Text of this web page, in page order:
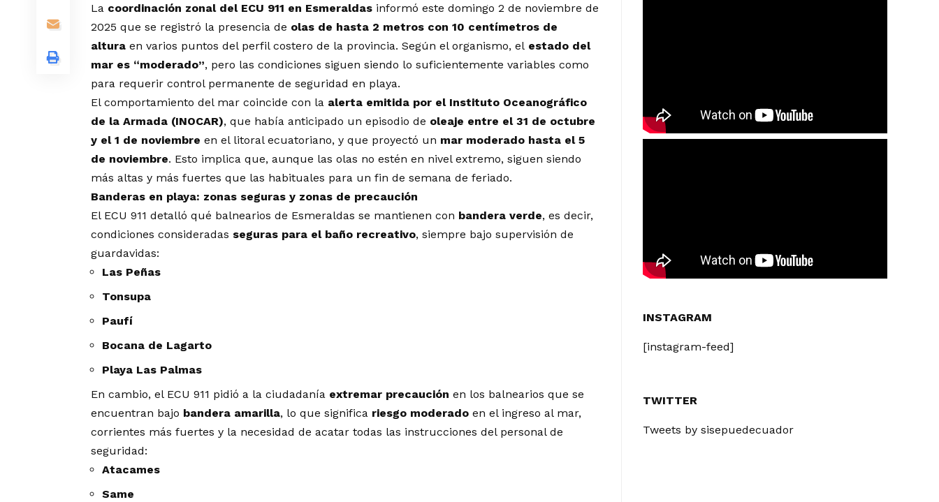
La coordinación zonal del ECU 911 en Esmeraldas informó este domingo 2 de noviembre de
2025 que se registró la presencia de olas de hasta 2 metros con 10 centímetros de
altura en varios puntos del perfil costero de la provincia. Según el organismo, el estado del
mar es “moderado”, pero las condiciones siguen siendo lo suficientemente variables como
para requerir control permanente de seguridad en playa.
El comportamiento del mar coincide con la alerta emitida por el Instituto Oceanográfico
de la Armada (INOCAR), que había anticipado un episodio de oleaje entre el 31 de octubre
y el 1 de noviembre en el litoral ecuatoriano, y que proyectó un mar moderado hasta el 5
de noviembre. Esto implica que, aunque las olas no estén en nivel extremo, siguen siendo
más altas y más fuertes que las habituales para un fin de semana de feriado.
Banderas en playa: zonas seguras y zonas de precaución
El ECU 911 detalló qué balnearios de Esmeraldas se mantienen con bandera verde, es decir,
condiciones consideradas seguras para el baño recreativo, siempre bajo supervisión de
guardavidas:
Las Peñas
Tonsupa
Paufí
Bocana de Lagarto
Playa Las Palmas
En cambio, el ECU 911 pidió a la ciudadanía extremar precaución en los balnearios que se
encuentran bajo bandera amarilla, lo que significa riesgo moderado en el ingreso al mar,
corrientes más fuertes y la necesidad de acatar todas las instrucciones del personal de
seguridad:
Atacames
Same
INSTAGRAM
[instagram-feed]
TWITTER
Tweets by sisepuedecuador